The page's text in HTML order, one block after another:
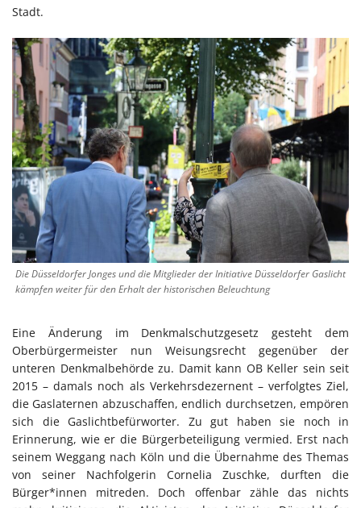
Stadt.
Die Düsseldorfer Jonges und die Mitglieder der Initiative Düsseldorfer Gaslicht
kämpfen weiter für den Erhalt der historischen Beleuchtung
Eine Änderung im Denkmalschutzgesetz gesteht dem
Oberbürgermeister nun Weisungsrecht gegenüber der
unteren Denkmalbehörde zu. Damit kann OB Keller sein seit
2015 – damals noch als Verkehrsdezernent – verfolgtes Ziel,
die Gaslaternen abzuschaffen, endlich durchsetzen, empören
sich die Gaslichtbefürworter. Zu gut haben sie noch in
Erinnerung, wie er die Bürgerbeteiligung vermied. Erst nach
seinem Weggang nach Köln und die Übernahme des Themas
von seiner Nachfolgerin Cornelia Zuschke, durften die
Bürger*innen mitreden. Doch offenbar zähle das nichts